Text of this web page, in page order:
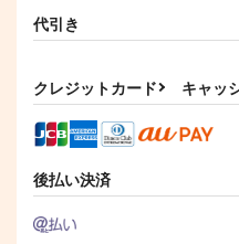
代引き
クレジットカード キャッ
後払い決済